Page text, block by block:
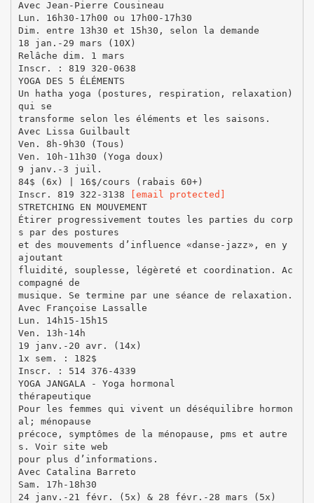
Avec Jean-Pierre Cousineau
Lun. 16h30-17h00 ou 17h00-17h30
Dim. entre 13h30 et 15h30, selon la demande
18 jan.-29 mars (10X)
Relâche dim. 1 mars
Inscr. : 819 320-0638
YOGA DES 5 ÉLÉMENTS
Un hatha yoga (postures, respiration, relaxation)
qui se
transforme selon les éléments et les saisons.
Avec Lissa Guilbault
Ven. 8h-9h30 (Tous)
Ven. 10h-11h30 (Yoga doux)
9 janv.-3 juil.
84$ (6x) | 16$/cours (rabais 60+)
Inscr. 819 322-3138
[email protected]
STRETCHING EN MOUVEMENT
Étirer progressivement toutes les parties du corp
s par des postures
et des mouvements d’influence «danse-jazz», en y
ajoutant
fluidité, souplesse, légèreté et coordination. Ac
compagné de
musique. Se termine par une séance de relaxation.
Avec Françoise Lassalle
Lun. 14h15-15h15
Ven. 13h-14h
19 janv.-20 avr. (14x)
1x sem. : 182$
Inscr. : 514 376-4339
YOGA JANGALA - Yoga hormonal
thérapeutique
Pour les femmes qui vivent un déséquilibre hormon
al; ménopause
précoce, symptômes de la ménopause, pms et autre
s. Voir site web
pour plus d’informations.
Avec Catalina Barreto
Sam. 17h-18h30
24 janv.-21 févr. (5x) & 28 févr.-28 mars (5x)